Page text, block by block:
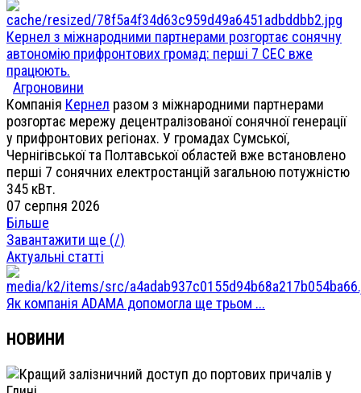
Кернел з міжнародними партнерами розгортає сонячну
автономію прифронтових громад: перші 7 СЕС вже
працюють.
Агроновини
Компанія Кернел разом з міжнародними партнерами
розгортає мережу децентралізованої сонячної генерації
у прифронтових регіонах. У громадах Сумської,
Чернігівської та Полтавської областей вже встановлено
перші 7 сонячних електростанцій загальною потужністю
345 кВт.
07 серпня 2026
Більше
Завантажити ще (/)
Актуальні статті
Як компанія ADAMA допомогла ще трьом ...
НОВИНИ